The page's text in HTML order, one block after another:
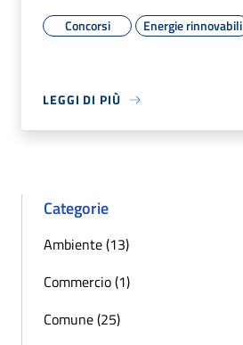
Concorsi Energie rinnovabili
LEGGI DI PIÙ
Categorie
Ambiente (13)
Commercio (1)
Comune (25)